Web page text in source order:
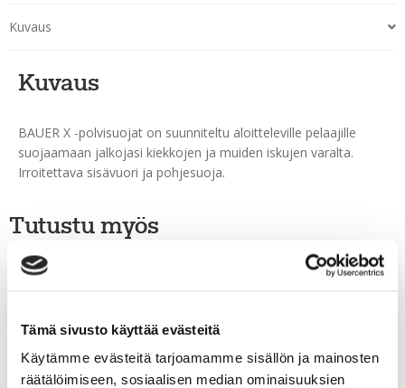
Tämä sivusto käyttää evästeitä
Käytämme evästeitä tarjoamamme sisällön ja mainosten
räätälöimiseen, sosiaalisen median ominaisuuksien
Kuvaus
Kuvaus
BAUER X -polvisuojat on suunniteltu aloitteleville pelaajille
suojaamaan jalkojasi kiekkojen ja muiden iskujen varalta.
Irroitettava sisävuori ja pohjesuoja.
Tutustu myös